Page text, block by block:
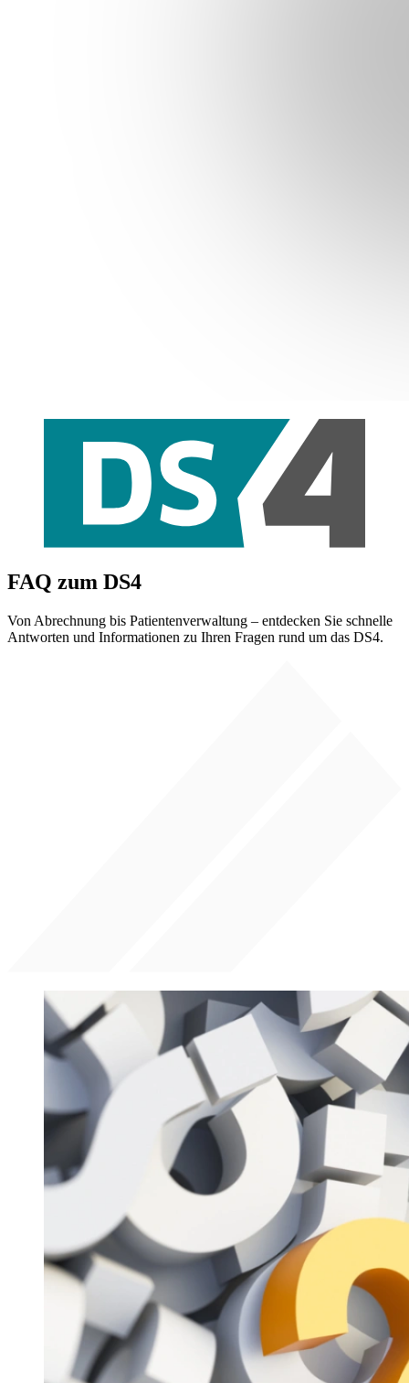
FAQ zum DS4
Von Abrechnung bis Patientenverwaltung – entdecken Sie schnelle
Antworten und Informationen zu Ihren Fragen rund um das DS4.